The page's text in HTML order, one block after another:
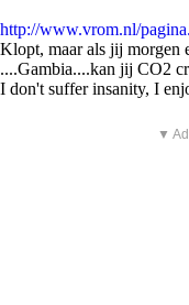
http://www.vrom.nl/
Klopt, maar als jij morgen
....Gambia....kan jij CO2
I don't suffer insanity, I
▼